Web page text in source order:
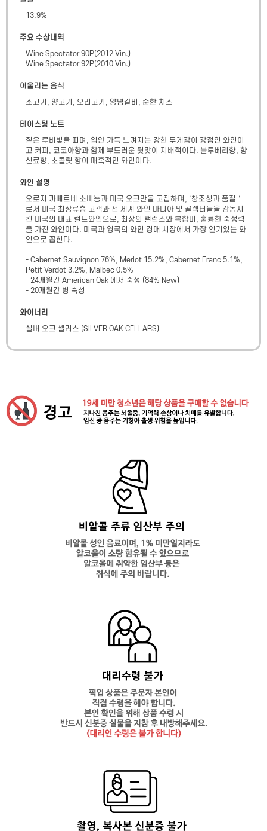
13.9%
주요 수상내역
Wine Spectator 90P(2012 Vin.)
Wine Spectator 92P(2010 Vin.)
어울리는 음식
소고기, 양고기, 오리고기, 양념갈비, 순한 치즈
테이스팅 노트
짙은 루비빛을 띠며, 입안 가득 느껴지는 강한 무게감이 강점인 와인이
고 커피, 코코아향과 함께 부드러운 뒷맛이 지배적이다. 블루베리향, 향
신료향, 초콜릿 향이 매혹적인 와인이다.
와인 설명
오로지 까베르네 소비뇽과 미국 오크만을 고집하며, ‘창조성과 품질＇
로서 미국 최상류층 고객과 전 세계 와인 마니아 및 콜렉터들을 감동시
킨 미국의 대표 컬트와인으로, 최상의 밸런스와 복합미, 훌륭한 숙성력
을 가진 와인이다. 미국과 영국의 와인 경매 시장에서 가장 인기있는 와
인으로 꼽힌다.
- Cabernet Sauvignon 76%, Merlot 15.2%, Cabernet Franc 5.1%,
Petit Verdot 3.2%, Malbec 0.5%
- 24개월간 American Oak 에서 숙성 (84% New)
- 20개월간 병 숙성
와이너리
실버 오크 셀러스 (SILVER OAK CELLARS)